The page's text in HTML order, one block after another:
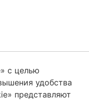
с целью
удобства
представляют